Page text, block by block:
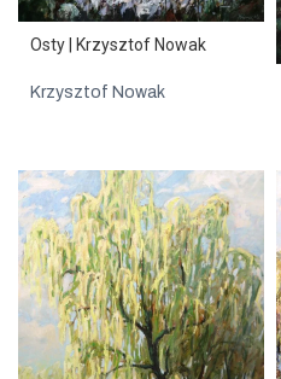
Osty | Krzysztof Nowak
Krzysztof Nowak